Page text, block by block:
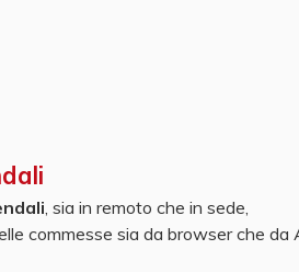
, sia in remoto che in sede,
commesse sia da browser che da